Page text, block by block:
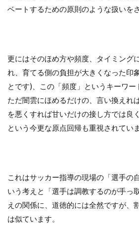
ベートするための原則のような扱いを
更にはそのほめ方や頻度、タイミング
れ、育てる側の負担が大きくなった印
とです)、この「頻度」というキーワー
ただ闇雲にほめるだけの、言い換えれ
を悪くすれば甘いだけの接し方では良
という今更な原点回帰も重視されていま
これはサッカー指導の現場の「選手の
いう考えと「選手は調教するのが手っ
えの関係に、道徳的には全然ですが、
は似ています。